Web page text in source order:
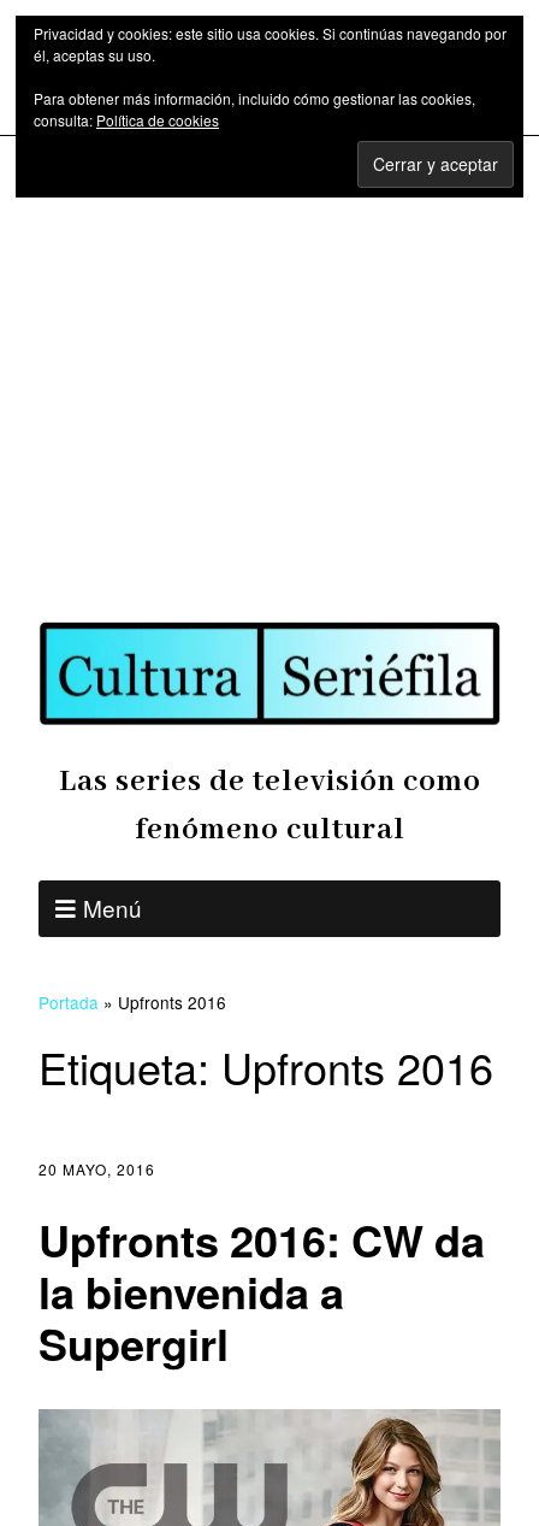
Las series de televisión como fenómeno cultural
Las series de televisión como
fenómeno cultural
Menú
Portada » Upfronts 2016
Etiqueta: Upfronts 2016
20 MAYO, 2016
Upfronts 2016: CW da
la bienvenida a
Supergirl
Privacidad y cookies: este sitio usa cookies. Si continúas navegando por
él, aceptas su uso.
Para obtener más información, incluido cómo gestionar las cookies,
consulta: Política de cookies